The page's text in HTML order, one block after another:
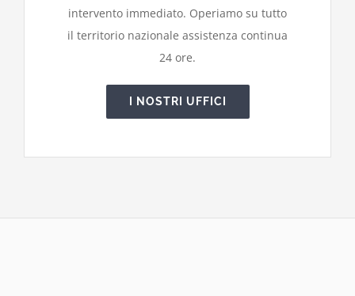
intervento immediato. Operiamo su tutto
il territorio nazionale assistenza continua
24 ore.
I NOSTRI UFFICI